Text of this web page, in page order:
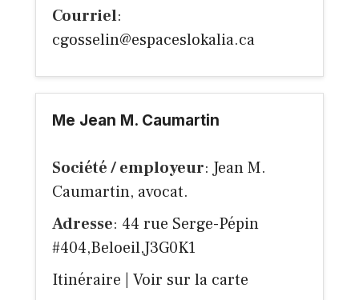
Courriel:
cgosselin@espaceslokalia.ca
Me Jean M. Caumartin
Société / employeur: Jean M.
Caumartin, avocat.
Adresse: 44 rue Serge-Pépin
#404,Beloeil,J3G0K1
Itinéraire
Voir sur la carte